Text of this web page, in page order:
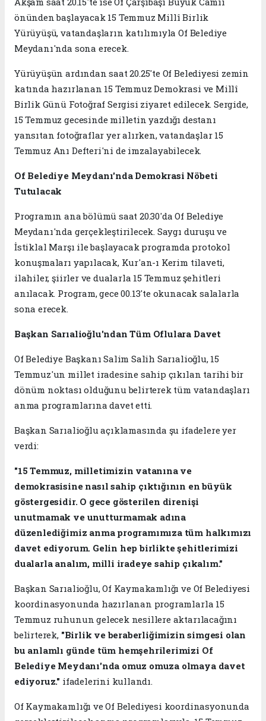
önünden başlayacak 15 Temmuz Millî Birlik
Yürüyüşü, vatandaşların katılımıyla Of Belediye
Meydanı'nda sona erecek.
Yürüyüşün ardından saat 20.25'te Of Belediyesi zemin
katında hazırlanan 15 Temmuz Demokrasi ve Millî
Birlik Günü Fotoğraf Sergisi ziyaret edilecek. Sergide,
15 Temmuz gecesinde milletin yazdığı destanı
yansıtan fotoğraflar yer alırken, vatandaşlar 15
Temmuz Anı Defteri'ni de imzalayabilecek.
Of Belediye Meydanı'nda Demokrasi Nöbeti
Tutulacak
Programın ana bölümü saat 20.30'da Of Belediye
Meydanı'nda gerçekleştirilecek. Saygı duruşu ve
İstiklal Marşı ile başlayacak programda protokol
konuşmaları yapılacak, Kur'an-ı Kerim tilaveti,
ilahiler, şiirler ve dualarla 15 Temmuz şehitleri
anılacak. Program, gece 00.13'te okunacak salalarla
sona erecek.
Başkan Sarıalioğlu'ndan Tüm Oflulara Davet
Of Belediye Başkanı Salim Salih Sarıalioğlu, 15
Temmuz'un millet iradesine sahip çıkılan tarihi bir
dönüm noktası olduğunu belirterek tüm vatandaşları
anma programlarına davet etti.
Başkan Sarıalioğlu açıklamasında şu ifadelere yer
verdi:
"15 Temmuz, milletimizin vatanına ve
demokrasisine nasıl sahip çıktığının en büyük
göstergesidir. O gece gösterilen direnişi
unutmamak ve unutturmamak adına
düzenlediğimiz anma programımıza tüm halkımızı
davet ediyorum. Gelin hep birlikte şehitlerimizi
dualarla analım, milli iradeye sahip çıkalım."
Başkan Sarıalioğlu, Of Kaymakamlığı ve Of Belediyesi
koordinasyonunda hazırlanan programlarla 15
Temmuz ruhunun gelecek nesillere aktarılacağını
belirterek, "Birlik ve beraberliğimizin simgesi olan
bu anlamlı günde tüm hemşehrilerimizi Of
Belediye Meydanı'nda omuz omuza olmaya davet
ediyoruz." ifadelerini kullandı.
Of Kaymakamlığı ve Of Belediyesi koordinasyonunda